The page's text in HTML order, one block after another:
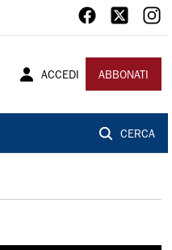
ACCEDI ABBONATI
CERCA